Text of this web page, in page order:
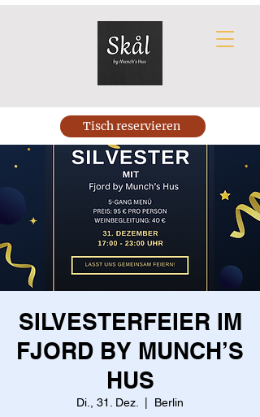
Tisch reservieren
SILVESTERFEIER IM
FJORD BY MUNCH’S
HUS
Di., 31. Dez. Berlin